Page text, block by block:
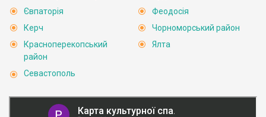
Євпаторія
Керч
Красноперекопський
район
Севастополь
Феодосія
Чорноморський район
Ялта